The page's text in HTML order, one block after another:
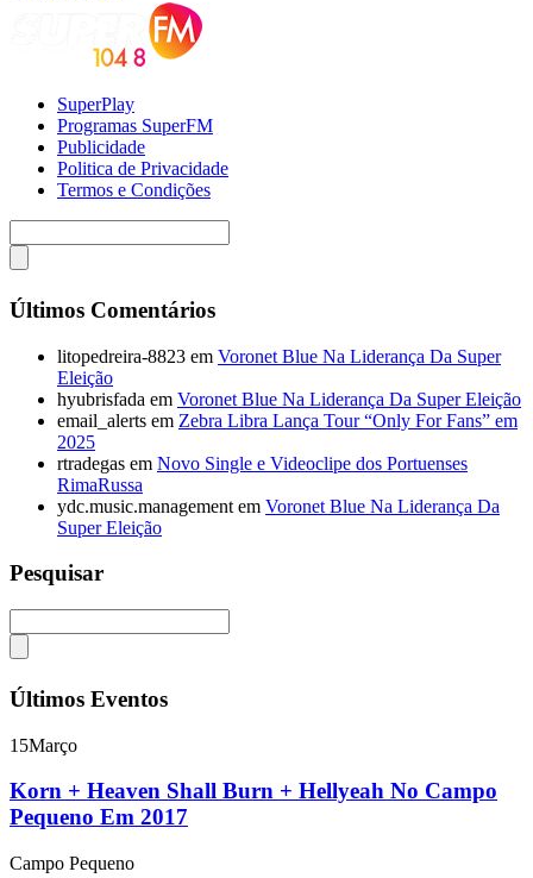
SuperPlay
Programas SuperFM
Publicidade
Politica de Privacidade
Termos e Condições
Últimos Comentários
litopedreira-8823 em Voronet Blue Na Liderança Da Super
Eleição
hyubrisfada em Voronet Blue Na Liderança Da Super Eleição
email_alerts em Zebra Libra Lança Tour “Only For Fans” em
2025
rtradegas em Novo Single e Videoclipe dos Portuenses
RimaRussa
ydc.music.management em Voronet Blue Na Liderança Da
Super Eleição
Pesquisar
Últimos Eventos
15Março
Korn + Heaven Shall Burn + Hellyeah No Campo
Pequeno Em 2017
Campo Pequeno